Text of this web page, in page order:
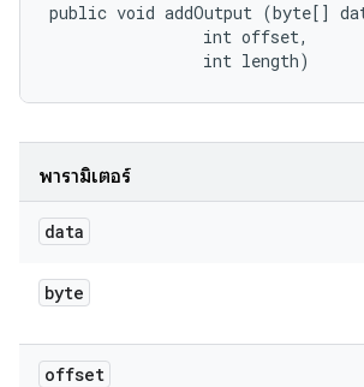
public void addOutput (byte[]
                int offset,
                int length)
พารามิเตอร์
data
byte
offset